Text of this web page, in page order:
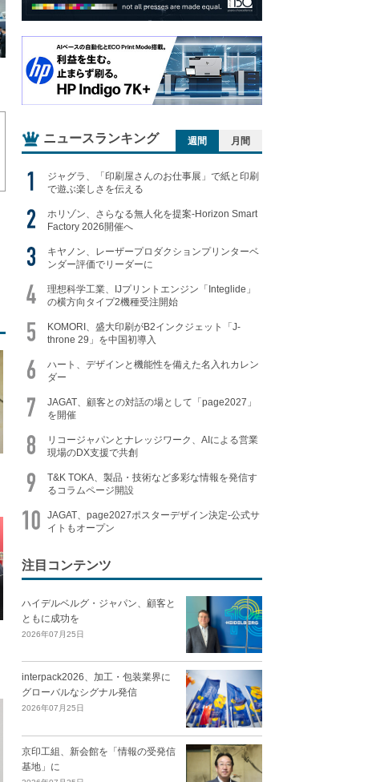
ニュースランキング 週間 月間
ジャグラ、「印刷屋さんのお仕事展」で紙と印刷
で遊ぶ楽しさを伝える
ホリゾン、さらなる無人化を提案-Horizon Smart
Factory 2026開催へ
キヤノン、レーザープロダクションプリンターベ
ンダー評価でリーダーに
理想科学工業、IJプリントエンジン「Integlide」
の横方向タイプ2機種受注開始
KOMORI、盛大印刷がB2インクジェット「J-
throne 29」を中国初導入
ハート、デザインと機能性を備えた名入れカレン
ダー
JAGAT、顧客との対話の場として「page2027」
を開催
リコージャパンとナレッジワーク、AIによる営業
現場のDX支援で共創
T&K TOKA、製品・技術など多彩な情報を発信す
るコラムページ開設
JAGAT、page2027ポスターデザイン決定-公式サ
イトもオープン
注目コンテンツ
ハイデルベルグ・ジャパン、顧客と
ともに成功を
2026年07月25日
interpack2026、加工・包装業界に
グローバルなシグナル発信
2026年07月25日
京印工組、新会館を「情報の受発信
基地」に